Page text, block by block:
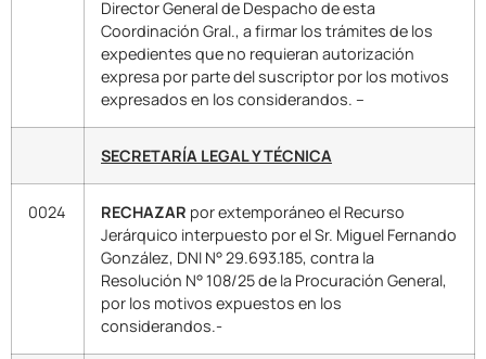
Director General de Despacho de esta
Coordinación Gral., a firmar los trámites de los
expedientes que no requieran autorización
expresa por parte del suscriptor por los motivos
expresados en los considerandos. –
SECRETARÍA LEGAL Y TÉCNICA
0024 RECHAZAR por extemporáneo el Recurso
Jerárquico interpuesto por el Sr. Miguel Fernando
González, DNI N° 29.693.185, contra la
Resolución N° 108/25 de la Procuración General,
por los motivos expuestos en los
considerandos.-